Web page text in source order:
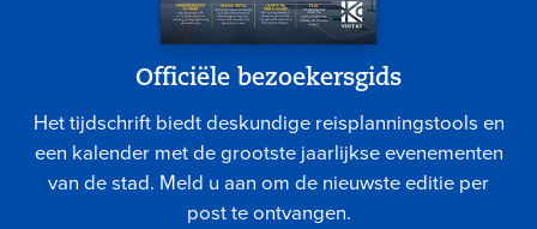
Officiële bezoekersgids
Het tijdschrift biedt deskundige reisplanningstools en
een kalender met de grootste jaarlijkse evenementen
van de stad. Meld u aan om de nieuwste editie per
post te ontvangen.